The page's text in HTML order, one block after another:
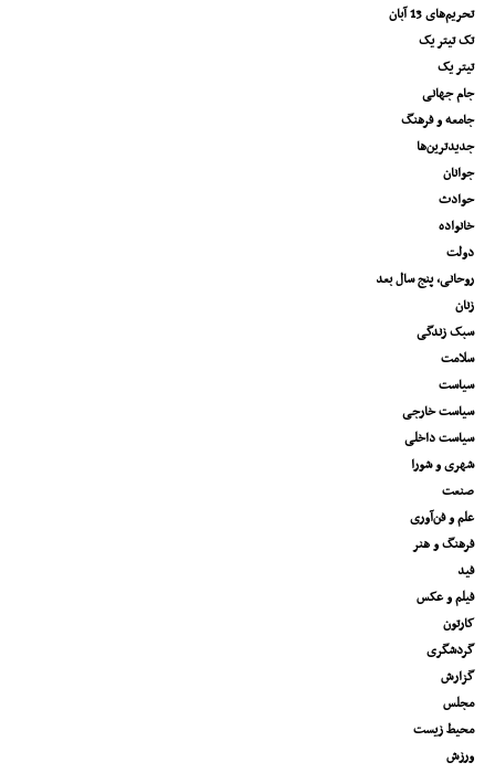
تحریم‌های 13 آبان
تک تیتر یک
تیتر یک
جام جهانی
جامعه و فرهنگ
جدیدترین‌ها
جوانان
حوادث
خانواده
دولت
روحانی، پنج سال بعد
زنان
سبک زندگی
سلامت
سیاست
سیاست خارجی
سیاست داخلی
شهری و شورا
صنعت
علم و فن‌آوری
فرهنگ و هنر
فید
فیلم و عکس
کارتون
گردشگری
گزارش
مجلس
محیط زیست
ورزش